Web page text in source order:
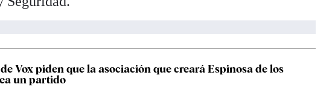
Vox piden que la asociación que creará Espinosa de los
un partido